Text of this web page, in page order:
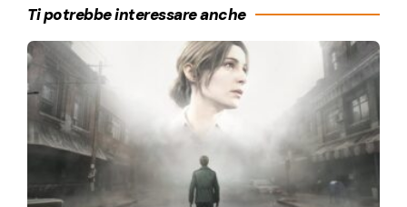
Ti potrebbe interessare anche